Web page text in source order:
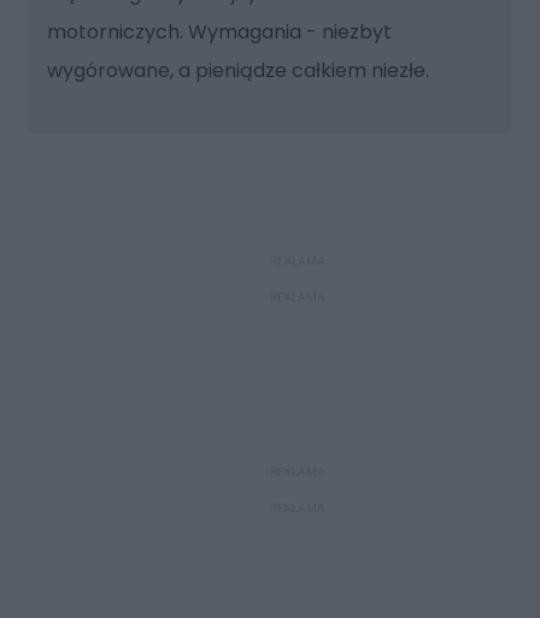
motorniczych. Wymagania - niezbyt
wygórowane, a pieniądze całkiem niezłe.